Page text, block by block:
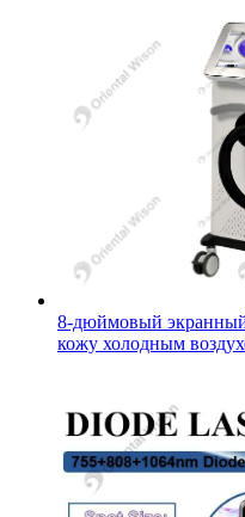
8-дюймовый
кожу холодным